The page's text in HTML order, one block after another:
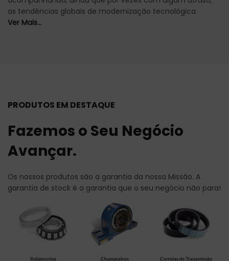
as tendências globais de modernização tecnológica.
Ver Mais…
PRODUTOS EM DESTAQUE
Fazemos o Seu Negócio
Avançar.
Os nossos produtos são a garantia da nossa Missão. A
garantia de stock é a garantia que o seu negócio não para!